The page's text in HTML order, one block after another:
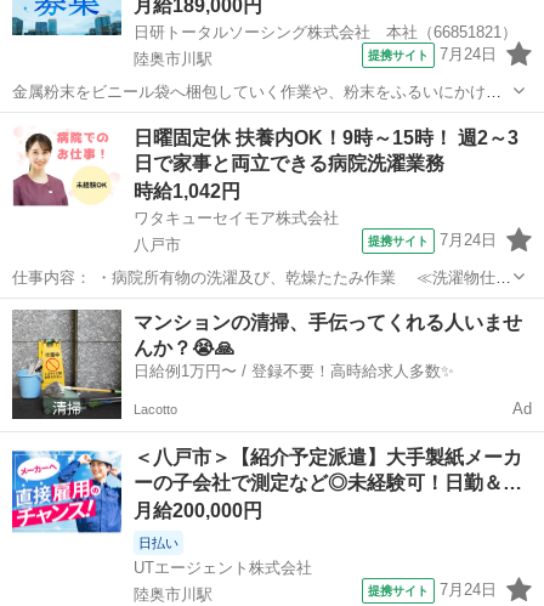
月給189,000円
日研トータルソーシング株式会社 本社（66851821）
陸奥市川駅
提携サイト 7月24日
金属粉末をビニール袋へ梱包していく作業や、粉末をふるいにかけて
大きさ別に分ける作業です。 ◎当社の正社員として取引先企業で勤務
するお仕事（無期雇用派遣）になります。 ※業務の変更、就業場所の
変更の範囲、契約更新の基準につ...
八戸市 陸奥市川駅 仕分け
日曜固定休 扶養内OK！9時～15時！ 週2～3
日で家事と両立できる病院洗濯業務
時給1,042円
ワタキューセイモア株式会社
八戸市
提携サイト 7月24日
仕事内容： ・病院所有物の洗濯及び、乾燥たたみ作業 ≪洗濯物仕分
け⇒洗濯機投入（洗い・乾燥）⇒たたんでカゴに収納≫ ・感染性（イ
ンフルなど）寝具類の仕分け及び一時消毒作業 ・院内当直室のベッド
メイク業務（1時間程度） ・業...
青森 八戸市
マンションの清掃、手伝ってくれる人いませ
んか？😭🙏
日給例1万円〜 / 登録不要！高時給求人多数✨
Lacotto Ad
＜八戸市＞【紹介予定派遣】大手製紙メーカ
ーの子会社で測定など◎未経験可！日勤＆…
月給200,000円
日払い
UTエージェント株式会社
陸奥市川駅
提携サイト 7月24日